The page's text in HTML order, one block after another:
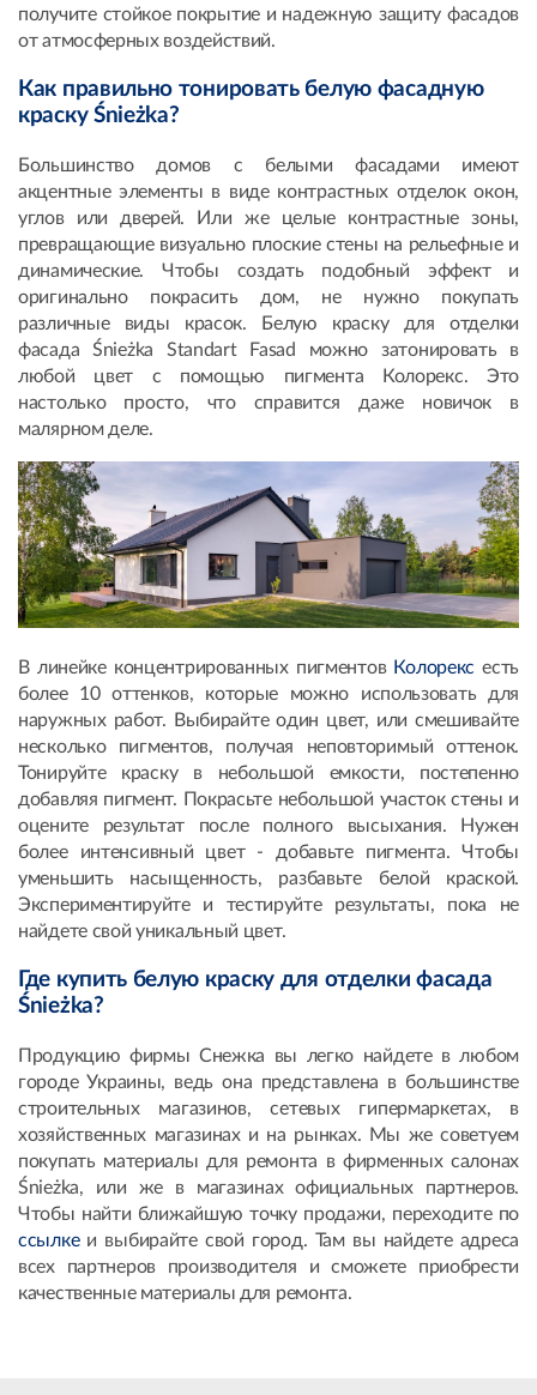
получите стойкое покрытие и надежную защиту фасадов
от атмосферных воздействий.
Как правильно тонировать белую фасадную
краску Śnieżka?
Большинство домов с белыми фасадами имеют
акцентные элементы в виде контрастных отделок окон,
углов или дверей. Или же целые контрастные зоны,
превращающие визуально плоские стены на рельефные и
динамические. Чтобы создать подобный эффект и
оригинально покрасить дом, не нужно покупать
различные виды красок. Белую краску для отделки
фасада Śnieżka Standart Fasad можно затонировать в
любой цвет с помощью пигмента Колорекс. Это
настолько просто, что справится даже новичок в
малярном деле.
В линейке концентрированных пигментов Колорекс есть
более 10 оттенков, которые можно использовать для
наружных работ. Выбирайте один цвет, или смешивайте
несколько пигментов, получая неповторимый оттенок.
Тонируйте краску в небольшой емкости, постепенно
добавляя пигмент. Покрасьте небольшой участок стены и
оцените результат после полного высыхания. Нужен
более интенсивный цвет - добавьте пигмента. Чтобы
уменьшить насыщенность, разбавьте белой краской.
Экспериментируйте и тестируйте результаты, пока не
найдете свой уникальный цвет.
Где купить белую краску для отделки фасада
Śnieżka?
Продукцию фирмы Снежка вы легко найдете в любом
городе Украины, ведь она представлена в большинстве
строительных магазинов, сетевых гипермаркетах, в
хозяйственных магазинах и на рынках. Мы же советуем
покупать материалы для ремонта в фирменных салонах
Śnieżka, или же в магазинах официальных партнеров.
Чтобы найти ближайшую точку продажи, переходите по
ссылкеи выбирайте свой город. Там вы найдете адреса
всех партнеров производителя и сможете приобрести
качественные материалы для ремонта.